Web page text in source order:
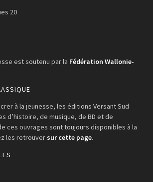
20
est soutenu par la Fédération Wallonie-
à la jeunesse, les éditions Versant Sud
d’histoire, de musique, de BD et de
ces ouvrages sont toujours disponibles à la
les retrouver sur cette page.